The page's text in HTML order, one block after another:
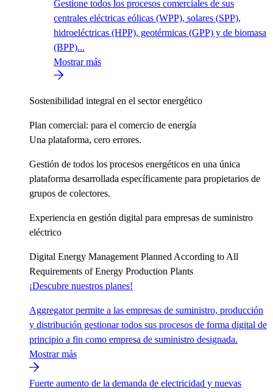
Gestione todos los procesos comerciales de sus
centrales eléctricas eólicas (WPP), solares (SPP),
hidroeléctricas (HPP), geotérmicas (GPP) y de biomasa
(BPP)...
Mostrar más
Sostenibilidad integral en el sector energético
Plan comercial: para el comercio de energía
Una plataforma, cero errores.
Gestión de todos los procesos energéticos en una única
plataforma desarrollada específicamente para propietarios de
grupos de colectores.
Experiencia en gestión digital para empresas de suministro
eléctrico
Digital Energy Management Planned According to All
Requirements of Energy Production Plants
¡Descubre nuestros planes!
Aggregator permite a las empresas de suministro, producción
y distribución gestionar todos sus procesos de forma digital de
principio a fin como empresa de suministro designada.
Mostrar más
Fuerte aumento de la demanda de electricidad y nuevas